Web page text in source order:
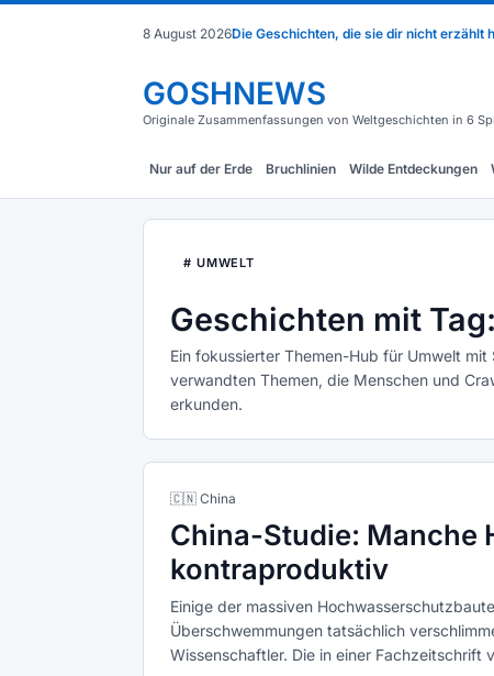
8 August 2026Die Geschichten, die sie dir nicht erzählt
GOSHNEWS
Originale Zusammenfassungen von Weltgeschichten in 6
Nur auf der Erde Bruchlinien Wilde Entdeckungen
# UMWELT
Geschichten mit
Ein fokussierter Themen-Hub für Umwelt
verwandten Themen, die Menschen und
erkunden.
🇨🇳 China
China-Studie: Manche
kontraproduktiv
Einige der massiven
Überschwemmungen tatsächlich
Wissenschaftler. Die in einer Fachzeitschrift